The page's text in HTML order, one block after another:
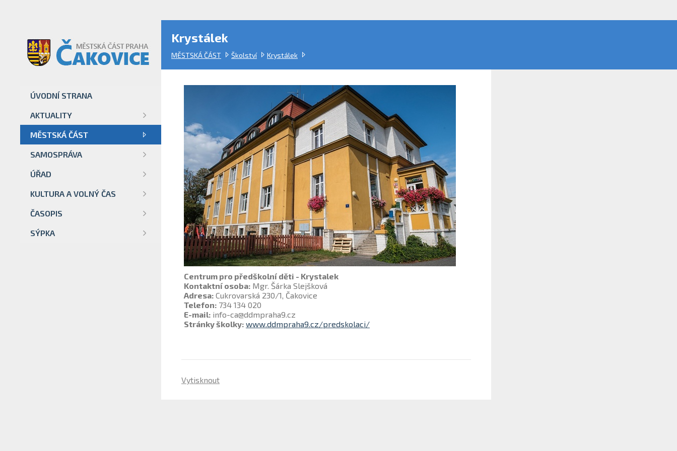
Krystálek
MĚSTSKÁ ČÁST Školství Krystálek
ÚVODNÍ STRANA
AKTUALITY
MĚSTSKÁ ČÁST
SAMOSPRÁVA
ÚŘAD
KULTURA A VOLNÝ ČAS
ČASOPIS
SÝPKA
Centrum pro předškolní děti - Krystalek
Kontaktní osoba: Mgr. Šárka Slejšková
Adresa: Cukrovarská 230/1, Čakovice
Telefon: 734 134 020
E-mail: info-ca@ddmpraha9.cz
Stránky školky: www.ddmpraha9.cz/predskolaci/
Vytisknout